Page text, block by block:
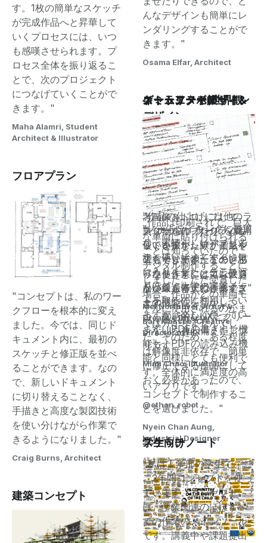
す。1枚の簡単なスケッチ
が完成作品へと昇華して
いくプロセスには、いつ
も感嘆させられます。プ
ロセス全体を振り返るこ
とで、次のプロジェクト
につなげていくことがで
きます。"
Maha Alamri, Student
Architect & Illustrator
フロアプラン
"コンセプトは、私のワー
クフローを根本的に変え
ました。今では、同じド
キュメント内に、最初の
スケッチと修正版を並べ
ることができます。なの
で、新しいドキュメント
に切り替えることなく、
手描きと高度な製図技術
を使い分けながら作業で
きるようになりました。"
Craig Burns, Architect
建築コンセプト
んなデザインも簡単にレ
ンダリングすることがで
きます。"
Osama Elfar, Architect
キャラクターデザイン
"「ナッジ」ツールを愛用
しています。線がごちゃ
ごちゃしてきたな〜と思
ったら、すぐに気に入ら
ない線を修正できます。"
Mel Northover, Artist &
Creative Director
ゲームアート/世界観
"コンセプトは、簡単に参
考画像をドロップして、
乗り物を作ったり、パレ
ットを探したり、画風を
研究できます。このアプ
リを使うと、とても快適
かつスムーズに作業でき
ます。"
Bart Massee, Creative
Director at HP
ストーリーボード
"作品の仕上げには他のラ
スター式のプログラムも
使いますが、デザインや
ストーリーボードのレイ
アウト作業にはコンセプ
トが最適ですね。ベクタ
ーの機能性を活かしつ
つ、直感的なUXとクリー
ンなUIを兼ね備えたアプ
リです。"
Mimi Chao, Illustrator
コミュニティアート&
デザイン
"作品は印刷されて、巨大
な車両に貼り付けられる
ことは知っていたので、
デジタル制作することに
しました。ただ受賞した
場合、作品がどの車両モ
デルに使用されるのかま
では分かりませんでし
た。そのため、ある程度
は解像度非依存で、簡単
に修正できる作品にして
おく必要があったので、
コンセプトで制作するこ
とを選びました。"
Nyein Chan Aung,
Industrial Designer
ノート・メモ帳
"ノートテイキングに最適
な、素晴らしいアプリで
す。使い始めてすぐに気
に入りました。ここひと
月ほど、大学の講義ノー
トを取るのに利用してい
ますが、楽しく使ってい
ます。PDFの書き出し機
能も、PDFの読み込み機
能と同様にとても便利で
す。全体的に満足度の高
いアプリです。"
@ethan_robot
スケッチノート
学生向け
"私は工学部の学生で、こ
こ2年間コンセプトを使っ
ています。コンセプト
は、学業関連のほぼすべ
ての作業のメインツール
です。講義中や課題提出